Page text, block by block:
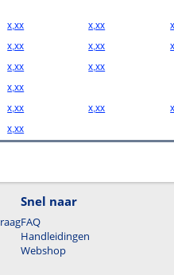
x,xx x,xx
x,xx x,xx
x,xx
x,xx
x,xx
x,xx x,xx
x,xx
Snel naar
FAQ
Handleidingen
Webshop